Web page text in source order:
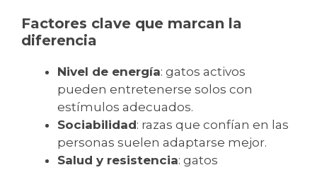
Factores clave que marcan la
diferencia
Nivel de energía: gatos activos
pueden entretenerse solos con
estímulos adecuados.
Sociabilidad: razas que confían en las
personas suelen adaptarse mejor.
Salud y resistencia: gatos